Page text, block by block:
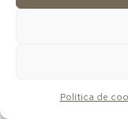
Política de